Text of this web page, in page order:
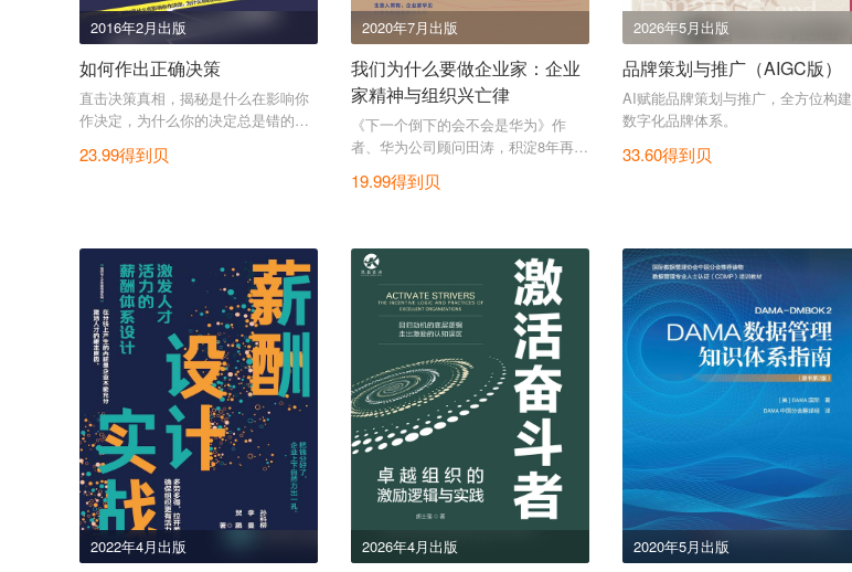
2016年2月出版
如何作出正确决策
直击决策真相，揭秘是什么在影响你
作决定，为什么你的决定总是错的，
23.99得到贝
2020年7月出版
我们为什么要做企业家：企业
家精神与组织兴亡律
《下一个倒下的会不会是华为》作
者、华为公司顾问田涛，积淀8年再推
19.99得到贝
2026年5月出版
品牌策划与推广（AIGC版）
AI赋能品牌策划与推广，全方位构建
数字化品牌体系。
33.60得到贝
2022年4月出版 2026年4月出版 2020年5月出版